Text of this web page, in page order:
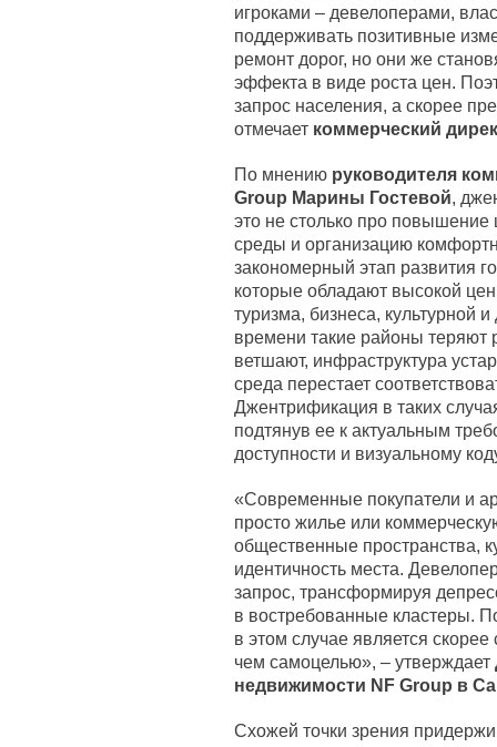
игроками – девелоперами,
поддерживать позитивные
ремонт дорог, но они же
эффекта в виде роста цен.
запрос населения, а скорее
отмечает коммерческий
По мнению руководителя
Group Марины Гостевой,
это не столько про повышение
среды и организацию
закономерный этап развития
которые обладают высокой
туризма, бизнеса, культурной
времени такие районы теряют
ветшают, инфраструктура
среда перестает
Джентрификация в таких
подтянув ее к актуальным
доступности и визуальному
«Современные покупатели и
просто жилье или
общественные пространства,
идентичность места.
запрос, трансформируя
в востребованные кластеры.
в этом случае является
чем самоцелью», – утверждает
недвижимости NF Group в
Схожей точки зрения